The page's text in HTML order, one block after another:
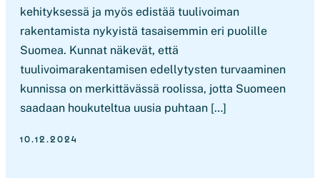
kehityksessä ja myös edistää tuulivoiman
rakentamista nykyistä tasaisemmin eri puolille
Suomea. Kunnat näkevät, että
tuulivoimarakentamisen edellytysten turvaaminen
kunnissa on merkittävässä roolissa, jotta Suomeen
saadaan houkuteltua uusia puhtaan […]
10.12.2024